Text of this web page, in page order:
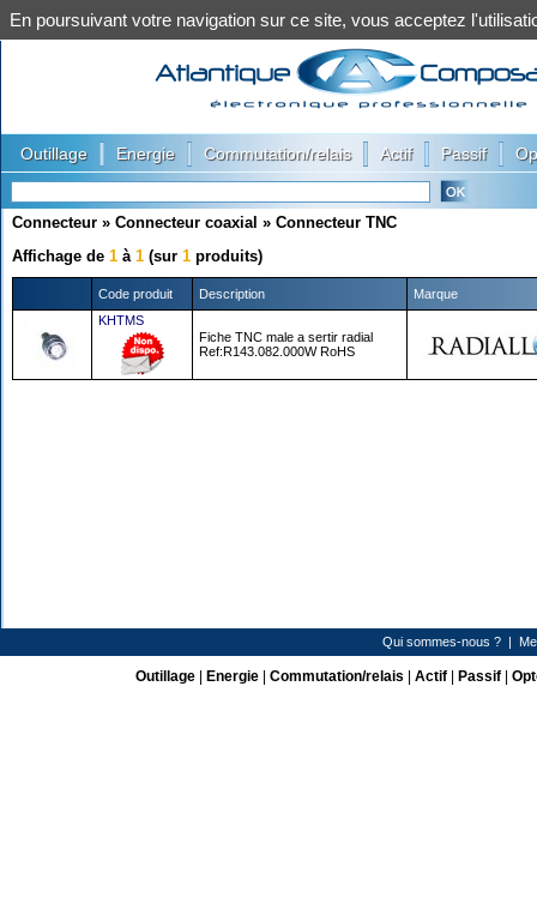
Outillage Energie Commutation/relais Actif Passif
Connecteur » Connecteur coaxial » Connecteur TNC
Affichage de 1 à 1 (sur 1 produits)
Code produit Description
Marque
KHTMS
Fiche TNC male a sertir radial
Ref:R143.082.000W RoHS
Qui sommes-nous ? |
Outillage| Energie| Commutation/relais Actif| Passif|
En poursuivant votre navigation sur ce site, vous acceptez